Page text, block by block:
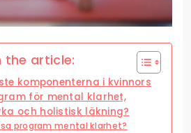
the article:
komponenterna i kvinnors
för mental klarhet,
och holistisk läkning?
program mental klarhet?